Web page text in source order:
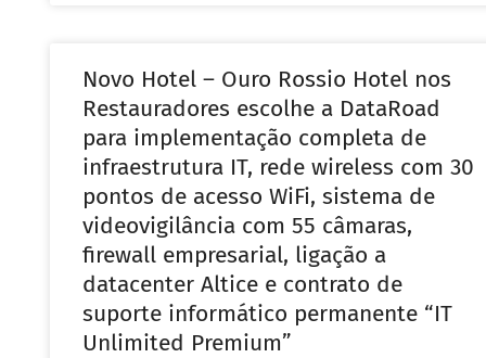
Novo Hotel – Ouro Rossio Hotel nos
Restauradores escolhe a DataRoad
para implementação completa de
infraestrutura IT, rede wireless com 30
pontos de acesso WiFi, sistema de
videovigilância com 55 câmaras,
firewall empresarial, ligação a
datacenter Altice e contrato de
suporte informático permanente “IT
Unlimited Premium”